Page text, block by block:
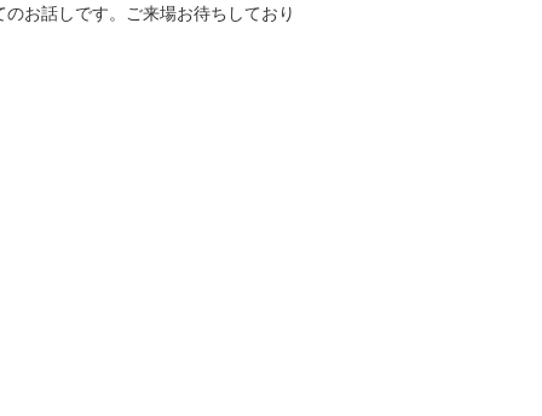
お話しです。
ご来場お待ちしており